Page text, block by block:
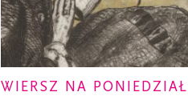
WIERSZ NA